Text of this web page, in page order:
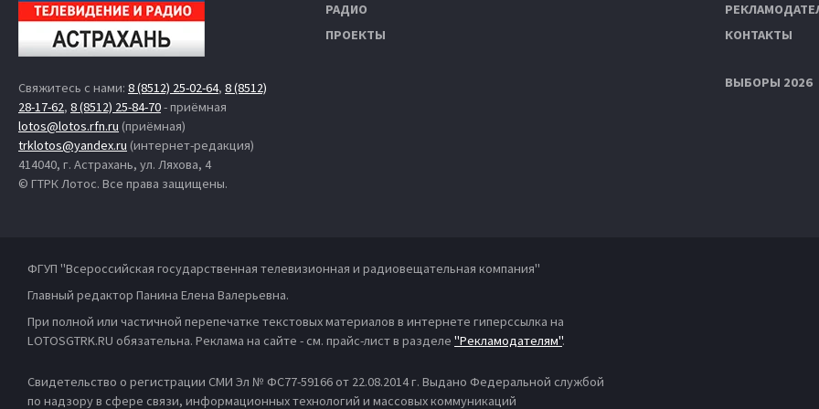
Свяжитесь с нами: 8 (8512) 25-02-64, 8 (8512)
28-17-62, 8 (8512) 25-84-70- приёмная
lotos@lotos.rfn.ru (приёмная)
trklotos@yandex.ru (интернет-редакция)
414040, г. Астрахань, ул. Ляхова, 4
© ГТРК Лотос. Все права защищены.
РАДИО
ПРОЕКТЫ
КОНТАКТЫ
ВЫБОРЫ 2026
ФГУП "Всероссийская государственная телевизионная и радиовещательная компания"
Главный редактор Панина Елена Валерьевна.
При полной или частичной перепечатке текстовых материалов в интернете гиперссылка на
LOTOSGTRK.RU обязательна. Реклама на сайте - см. прайс-лист в разделе "Рекламодателям".
Свидетельство о регистрации СМИ Эл № ФС77-59166 от 22.08.2014 г. Выдано Федеральной службой
по надзору в сфере связи, информационных технологий и массовых коммуникаций